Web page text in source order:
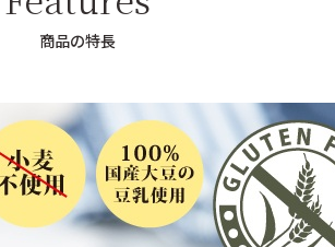
商品の特長